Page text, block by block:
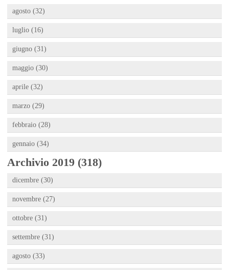
agosto (32)
luglio (16)
giugno (31)
maggio (30)
aprile (32)
marzo (29)
febbraio (28)
gennaio (34)
Archivio 2019 (318)
dicembre (30)
novembre (27)
ottobre (31)
settembre (31)
agosto (33)